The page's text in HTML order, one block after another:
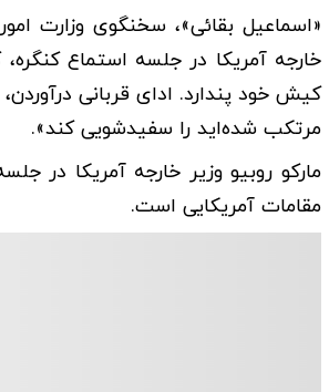
خارجه آمریکا در جلسه استماع
کیش خود پندارد. ادای قربانی
مرتکب شده‌اید را سفیدشویی کند».
مارکو روبیو وزیر خارجه آمریکا در
مقامات آمریکایی است.